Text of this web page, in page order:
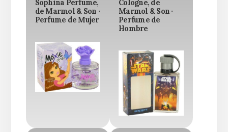
Sophina Perfume,
de Marmol & Son ·
Perfume de Mujer
Cologne, de
Marmol & Son ·
Perfume de
Hombre